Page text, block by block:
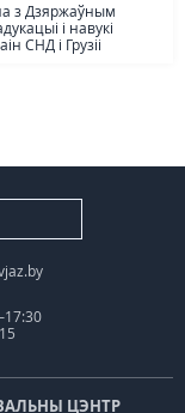
з Дзяржаўным
і навукі
СНД і Грузіі
ЦЭНТР